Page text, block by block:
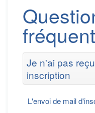
Je n'ai pas
inscription
L'envoi de mail